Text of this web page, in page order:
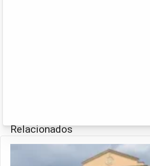
Relacionados